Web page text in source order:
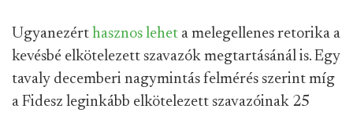
Ugyanezért hasznos lehet a melegellenes retorika a
kevésbé elkötelezett szavazók megtartásánál is. Egy
tavaly decemberi nagymintás felmérés szerint míg
a Fidesz leginkább elkötelezett szavazóinak 25